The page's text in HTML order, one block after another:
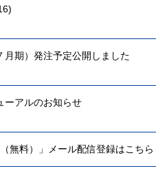
月期）発注予定公開しました
ーアルのお知らせ
無料）」メール配信登録はこちら